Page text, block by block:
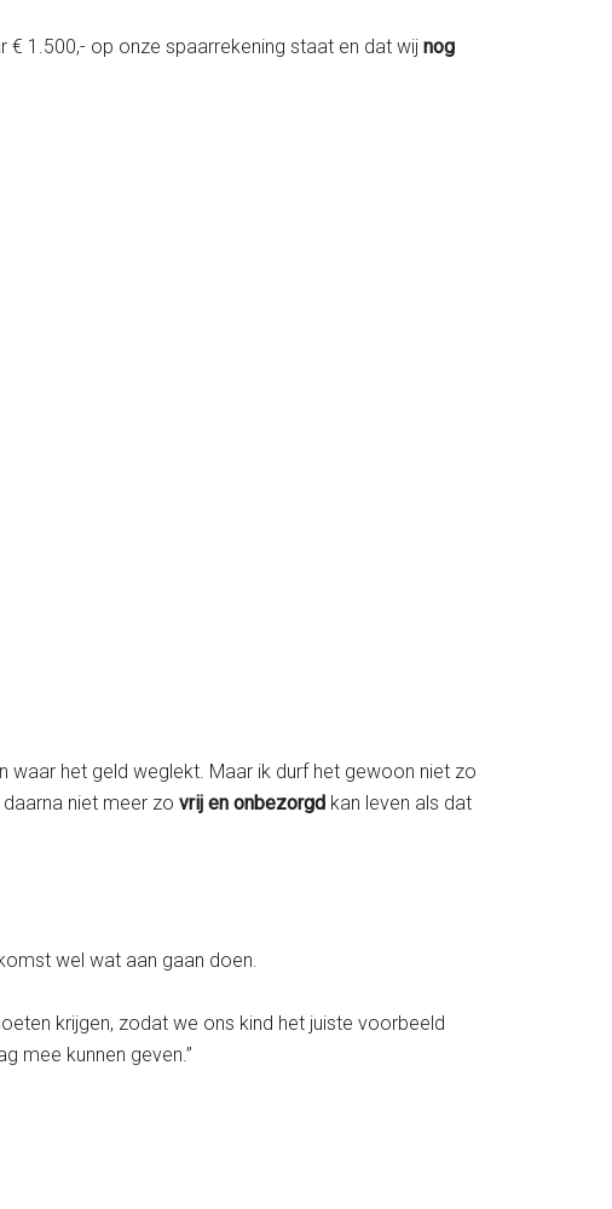
€ 1.500,- op onze spaarrekening staat en dat wij nog
waar het geld weglekt. Maar ik durf het gewoon niet zo
niet meer zo vrij en onbezorgd kan leven als dat
wel wat aan gaan doen.
krijgen, zodat we ons kind het juiste voorbeeld
mee kunnen geven.”